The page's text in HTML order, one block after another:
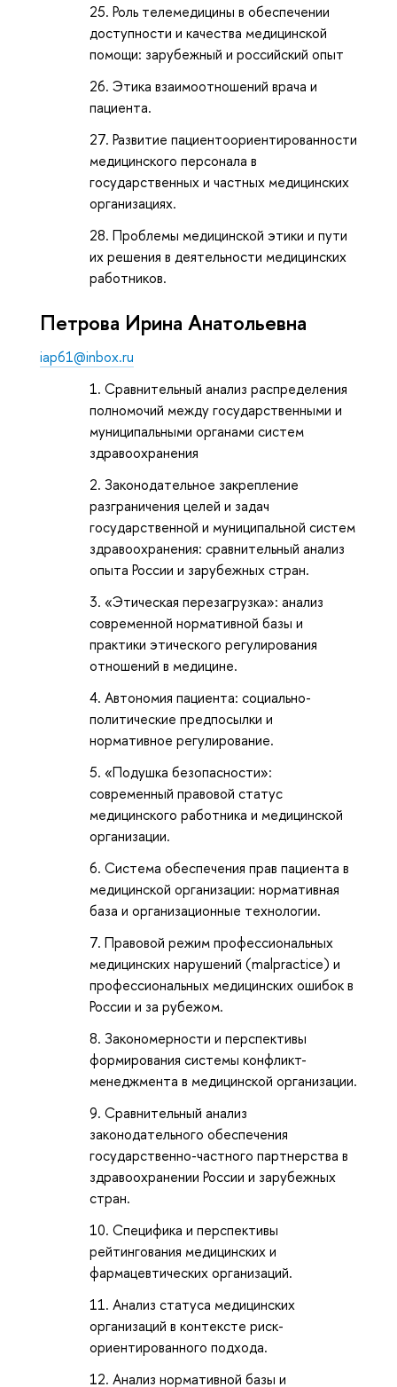
Роль телемедицины в обеспечении
доступности и качества медицинской
помощи: зарубежный и российский опыт
Этика взаимоотношений врача и
пациента.
Развитие пациентоориентированности
медицинского персонала в
государственных и частных медицинских
организациях.
Проблемы медицинской этики и пути
их решения в деятельности медицинских
работников.
Петрова Ирина Анатольевна
iap61@inbox.ru
Сравнительный анализ распределения
полномочий между государственными и
муниципальными органами систем
здравоохранения
Законодательное закрепление
разграничения целей и задач
государственной и муниципальной систем
здравоохранения: сравнительный анализ
опыта России и зарубежных стран.
«Этическая перезагрузка»: анализ
современной нормативной базы и
практики этического регулирования
отношений в медицине.
Автономия пациента: социально-
политические предпосылки и
нормативное регулирование.
«Подушка безопасности»:
современный правовой статус
медицинского работника и медицинской
организации.
Система обеспечения прав пациента в
медицинской организации: нормативная
база и организационные технологии.
Правовой режим профессиональных
медицинских нарушений (malpractice) и
профессиональных медицинских ошибок в
России и за рубежом.
Закономерности и перспективы
формирования системы конфликт-
менеджмента в медицинской организации.
Сравнительный анализ
законодательного обеспечения
государственно-частного партнерства в
здравоохранении России и зарубежных
стран.
Специфика и перспективы
рейтингования медицинских и
фармацевтических организаций.
Анализ статуса медицинских
организаций в контексте риск-
ориентированного подхода.
Анализ нормативной базы и